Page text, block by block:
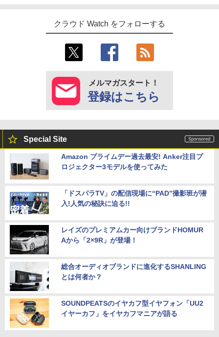
クラウド Watch をフォローする
メルマガスタート！
登録はこちら
Special Site
Amazon プライムデー過去最安! Anker注目プ
ロジェクター3モデルを使ってみた
「ドスパラTV」の配信現場に“PAD”撮影班が潜
入!人気の秘訣に迫る!!
レイズのプレミアムカー向けブランドHOMUR
Aから「2×9R」が登場！
総合オーディオブランドに進化するSHANLING
とは何者か？
SOUNDPEATSのイヤカフ型イヤフォン「UU2
イヤーカフ」をイヤカフマニアが語る